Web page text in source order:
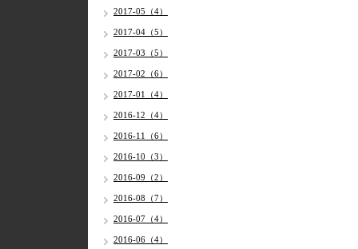
2017-05（4）
2017-04（5）
2017-03（5）
2017-02（6）
2017-01（4）
2016-12（4）
2016-11（6）
2016-10（3）
2016-09（2）
2016-08（7）
2016-07（4）
2016-06（4）